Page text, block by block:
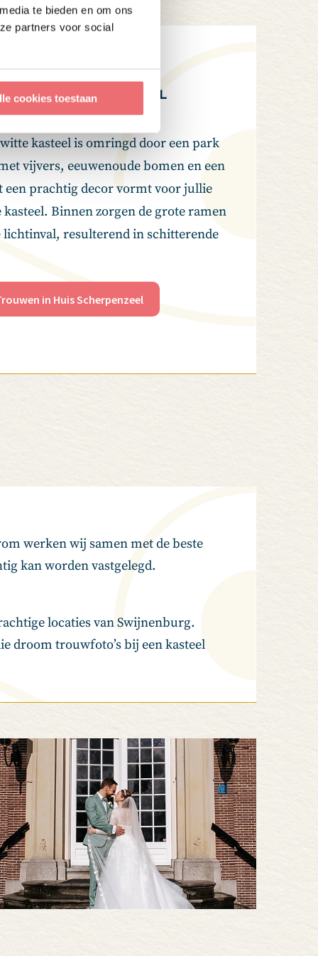
te bieden en om ons
partners voor social
cookies toestaan
HUIS SCHERPENZEEL
kasteel is omringd door een park
vijvers, eeuwenoude bomen en een
een prachtig decor vormt voor jullie
Binnen zorgen de grote ramen
lichtinval, resulterend in schitterende
in Huis Scherpenzeel
werken wij samen met de beste
kan worden vastgelegd.
locaties van Swijnenburg.
droom trouwfoto’s bij een kasteel